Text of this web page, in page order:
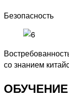
Безопасность
со знанием
ОБУЧЕНИЕ